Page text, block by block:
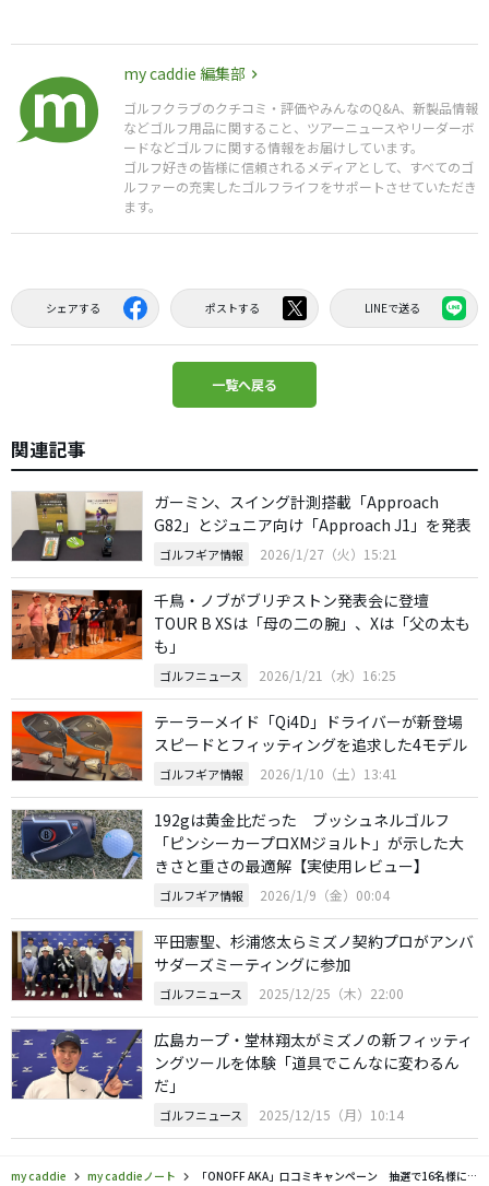
my caddie 編集部
ゴルフクラブのクチコミ・評価やみんなのQ&A、新製品情報
などゴルフ用品に関すること、ツアーニュースやリーダーボ
ードなどゴルフに関する情報をお届けしています。
ゴルフ好きの皆様に信頼されるメディアとして、すべてのゴ
ルファーの充実したゴルフライフをサポートさせていただき
ます。
シェアする ポストする LINEで送る
一覧へ戻る
関連記事
ガーミン、スイング計測搭載「Approach
G82」とジュニア向け「Approach J1」を発表
ゴルフギア情報 2026/1/27（火）15:21
千鳥・ノブがブリヂストン発表会に登壇
TOUR B XSは「母の二の腕」、Xは「父の太も
も」
ゴルフニュース 2026/1/21（水）16:25
テーラーメイド「Qi4D」ドライバーが新登場
スピードとフィッティングを追求した4モデル
ゴルフギア情報 2026/1/10（土）13:41
192gは黄金比だった ブッシュネルゴルフ
「ピンシーカープロXMジョルト」が示した大
きさと重さの最適解【実使用レビュー】
ゴルフギア情報 2026/1/9（金）00:04
平田憲聖、杉浦悠太らミズノ契約プロがアンバ
サダーズミーティングに参加
ゴルフニュース 2025/12/25（木）22:00
広島カープ・堂林翔太がミズノの新フィッティ
ングツールを体験「道具でこんなに変わるん
だ」
ゴルフニュース 2025/12/15（月）10:14
my caddie my caddieノート 「ONOFF AKA」口コミキャンペーン 抽選で16名様にゴルフクラブや豪華グッズが当たる！